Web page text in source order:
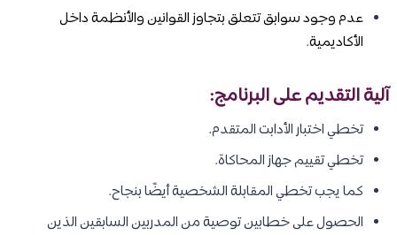
عدم وجود سوابق تتعلق بتجاوز القوانين والأنظمة داخل
الأكاديمية.
آلية التقديم على البرنامج:
تخطي اختبار الأدابت المتقدم.
تخطي تقييم جهاز المحاكاة.
كما يجب تخطي المقابلة الشخصية أيضًا بنجاح.
الحصول على خطابين توصية من المدربين السابقين الذين